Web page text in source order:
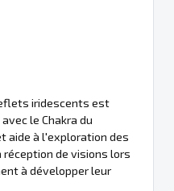
iridescents est
le Chakra du
aide à l'exploration des
de visions lors
à développer leur